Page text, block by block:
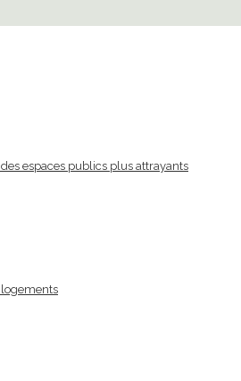
espaces publics plus attrayants